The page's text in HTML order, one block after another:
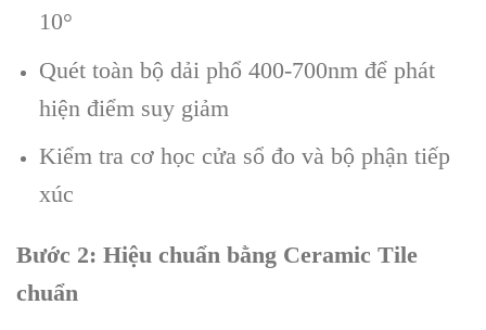
10°
Quét toàn bộ dải phổ 400-700nm để phát
hiện điểm suy giảm
Kiểm tra cơ học cửa sổ đo và bộ phận tiếp
xúc
Bước 2: Hiệu chuẩn bằng Ceramic Tile
chuẩn